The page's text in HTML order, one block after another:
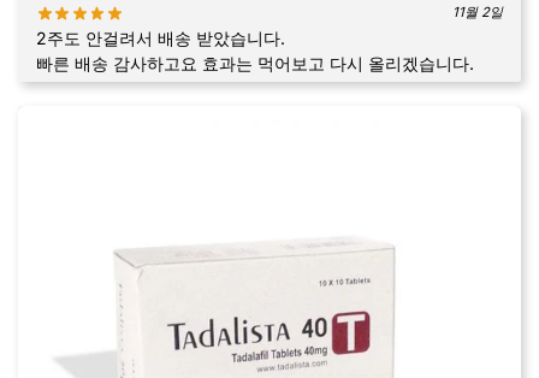
11월 2일
2주도 안걸려서 배송 받았습니다.
빠른 배송 감사하고요 효과는 먹어보고 다시 올리겠습니다.